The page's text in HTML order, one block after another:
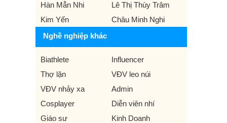
Hàn Mẫn Nhi
Lê Thị Thùy Trâm
Kim Yến
Châu Minh Nghi
Nghề nghiệp khác
Biathlete
Influencer
Thợ lặn
VĐV leo núi
VĐV nhảy xa
Admin
Cosplayer
Diễn viên nhí
Giáo sư
Kinh Doanh